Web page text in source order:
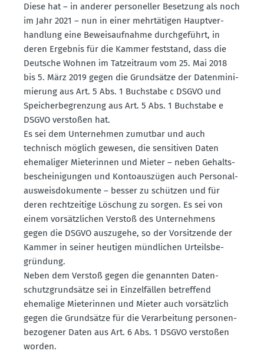
Diese hat – in anderer perso­neller Besetzung als noch
im Jahr 2021 – nun in einer mehrtä­tigen Haupt­ver­
handlung eine Beweis­auf­nahme durch­ge­führt, in
deren Ergebnis für die Kammer feststand, dass die
Deutsche Wohnen im Tatzeitraum vom 25. Mai 2018
bis 5. März 2019 gegen die Grund­sätze der Daten­mi­ni­
mierung aus Art. 5 Abs. 1 Buchstabe c DSGVO und
Speicher­be­grenzung aus Art. 5 Abs. 1 Buchstabe e
DSGVO verstoßen hat.
Es sei dem Unter­nehmen zumutbar und auch
technisch möglich gewesen, die sensi­tiven Daten
ehema­liger Miete­rinnen und Mieter – neben Gehalts­
be­schei­ni­gungen und Konto­aus­zügen auch Perso­nal­
aus­weis­do­ku­mente – besser zu schützen und für
deren recht­zeitige Löschung zu sorgen. Es sei von
einem vorsätz­lichen Verstoß des Unter­nehmens
gegen die DSGVO auszugehe, so der Vorsit­zende der
Kammer in seiner heutigen mündlichen Urteils­be­
gründung.
Neben dem Verstoß gegen die genannten Daten­
schutz­grund­sätze sei in Einzel­fällen betreffend
ehemalige Miete­rinnen und Mieter auch vorsätzlich
gegen die Grund­sätze für die Verar­beitung perso­nen­
be­zo­gener Daten aus Art. 6 Abs. 1 DSGVO verstoßen
worden.